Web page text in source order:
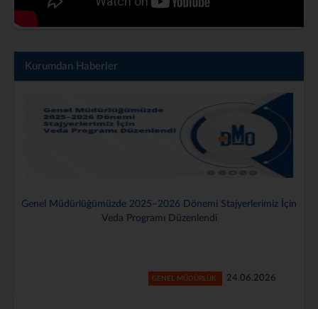
Kurumdan Haberler
Genel Müdürlüğümüzde 2025–2026 Dönemi Stajyerlerimiz İçin
Veda Programı Düzenlendi
GENEL MÜDÜRLÜK 24.06.2026